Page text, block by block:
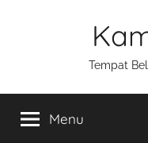
Tempat
Menu